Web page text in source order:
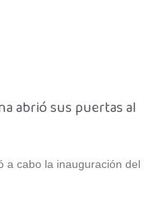
abrió sus puertas al
a cabo la inauguración del